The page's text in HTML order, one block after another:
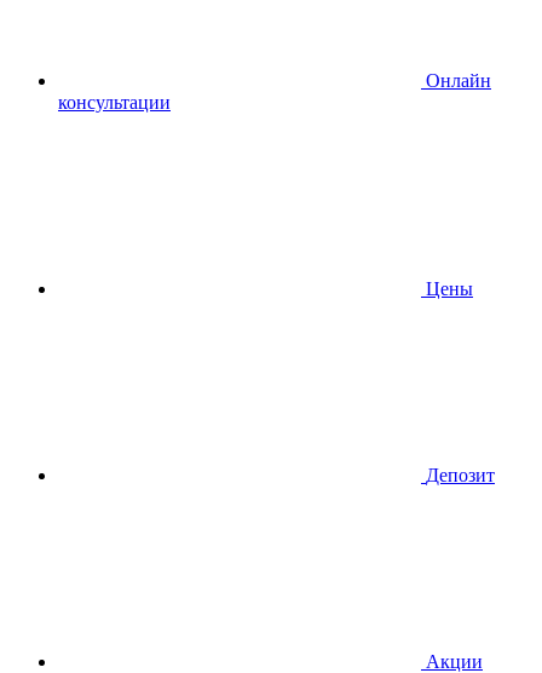
Онлайн
консультации
Цены
Депозит
Акции